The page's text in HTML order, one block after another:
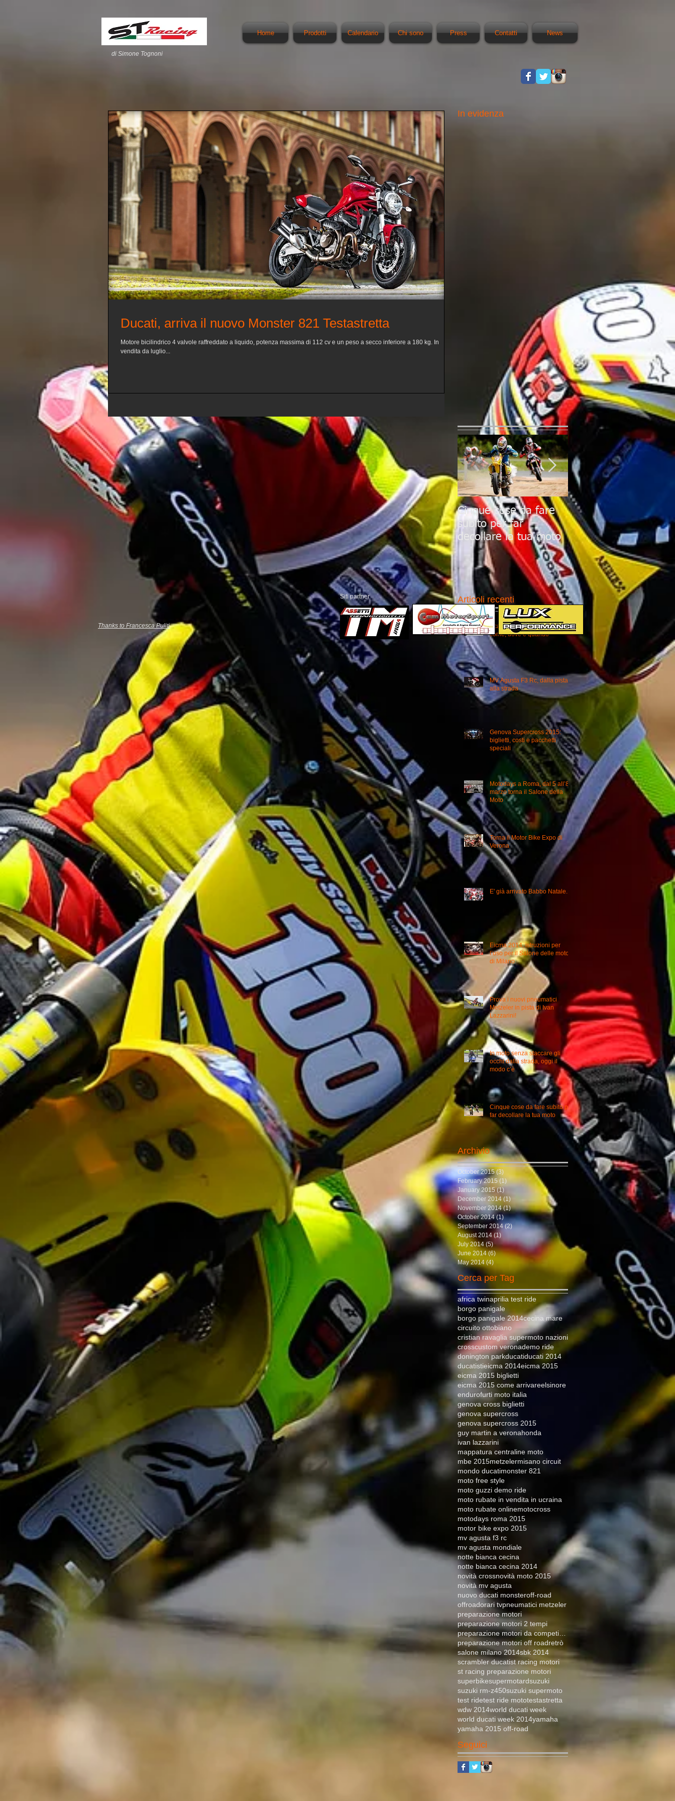
Home Prodotti Calendario Chi sono Press Contatti News
di Simone Tognoni
Ducati, arriva il nuovo Monster 821 Testastretta
Motore bicilindrico 4 valvole raffreddato a liquido, potenza massima di 112 cv e un peso a secco inferiore a 180 kg. In
vendita da luglio...
In evidenza
Cinque cose da fare
subito per far
decollare la tua moto
Le 10 scadenze che ti
devi ricordare per
avere una moto al
Articoli recenti
Scalda i motori Eicma 2015:
come, dove e quando
MV Agusta F3 Rc, dalla pista
alla strada
Genova Supercross 2015:
biglietti, costi e pacchetti
speciali
Motodays a Roma, dal 5 all’8
marzo torna il Salone della
Moto
Torna il Motor Bike Expo di
Verona
E' già arrivato Babbo Natale...
Eicma 2014, istruzioni per
l’uso per il Salone delle moto
di Milano
Prova i nuovi pneumatici
Metzeler in pista di Ivan
Lazzarini!
In moto senza staccare gli
occhi dalla strada, oggi il
modo c’è
Cinque cose da fare subito per
far decollare la tua moto
Archivio
October 2015 (3) 3 posts
February 2015 (1)1 post
January 2015 (1)
December 2014 (1)
November 2014 (1)1 post
October 2014 (1)1 post
September 2014 (2)2 posts
August 2014 (1)
July 2014 (5)5 posts
June 2014 (6)6 posts
May 2014 (4)
Cerca per Tag
africa twinaprilia test ride
borgo panigale
borgo panigale 2014cecina mare
circuito ottobiano
cristian ravaglia supermoto nazioni
crosscustom veronademo ride
donington parkducatiducati 2014
ducatistieicma 2014eicma 2015
eicma 2015 biglietti
eicma 2015 come arrivareelsinore
endurofurti moto italia
genova cross biglietti
genova supercross
genova supercross 2015
guy martin a veronahonda
ivan lazzarini
mappatura centraline moto
mbe 2015metzelermisano circuit
mondo ducatimonster 821
moto free style
moto guzzi demo ride
moto rubate in vendita in ucraina
moto rubate onlinemotocross
motodays roma 2015
motor bike expo 2015
mv agusta f3 rc
mv agusta mondiale
notte bianca cecina
notte bianca cecina 2014
novità crossnovità moto 2015
novità mv agusta
nuovo ducati monsteroff-road
offroadorari tvpneumatici metzeler
preparazione motori
preparazione motori 2 tempi
preparazione motori off roadretrò
salone milano 2014sbk 2014
scrambler ducatist racing motori
st racing preparazione motori
superbikesupermotardsuzuki
suzuki rm-z450suzuki supermoto
test ridetest ride mototestastretta
wdw 2014world ducati week
world ducati week 2014yamaha
yamaha 2015 off-road
Seguici
Siti partner
Thanks to Francesca Puliti